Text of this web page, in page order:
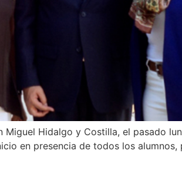
Hidalgo y Costilla, el pasado
en presencia de todos los